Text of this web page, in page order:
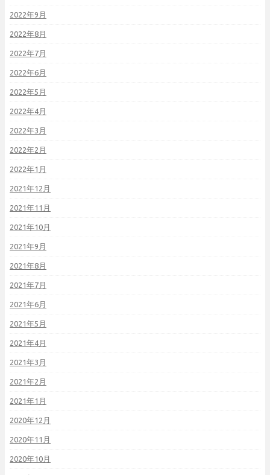
2022年9月
2022年8月
2022年7月
2022年6月
2022年5月
2022年4月
2022年3月
2022年2月
2022年1月
2021年12月
2021年11月
2021年10月
2021年9月
2021年8月
2021年7月
2021年6月
2021年5月
2021年4月
2021年3月
2021年2月
2021年1月
2020年12月
2020年11月
2020年10月